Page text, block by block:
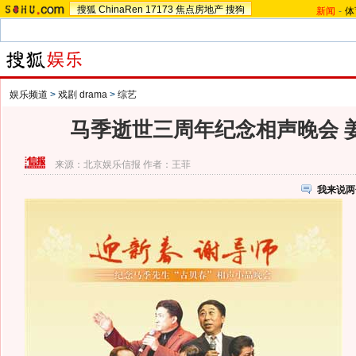
搜狐 ChinaRen 17173 焦点房地产 搜狗 新闻 -
娱乐频道 > 戏剧 drama > 综艺
马季逝世三周年纪念相声晚会
来源： 北京娱乐信报 作者：王菲
我来说